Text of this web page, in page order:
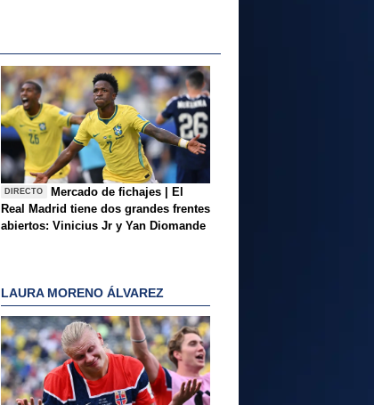
DIRECTO
Mercado de fichajes | El
Real Madrid tiene dos grandes frentes
abiertos: Vinicius Jr y Yan Diomande
LAURA MORENO ÁLVAREZ